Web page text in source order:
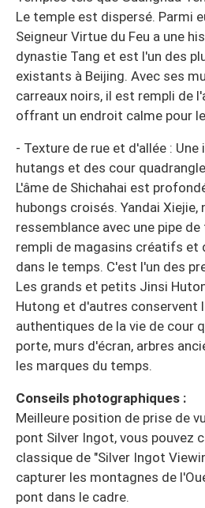
Le temple est dispersé. Parmi
Seigneur Virtue du Feu a une
dynastie Tang et est l'un des
existants à Beijing. Avec ses
carreaux noirs, il est rempli de
offrant un endroit calme pour
- Texture de rue et d'allée :
hutangs et des cour
L'âme de Shichahai est
hubongs croisés. Yandai Xiejie,
ressemblance avec une pipe
rempli de magasins créatifs et
dans le temps. C'est l'un des
Les grands et petits Jinsi
Hutong et d'autres conservent
authentiques de la vie de cour
porte, murs d'écran, arbres
les marques du temps.
Conseils photographiques :
Meilleure position de prise de
pont Silver Ingot, vous pouvez
classique de "Silver Ingot
capturer les montagnes de
pont dans le cadre.